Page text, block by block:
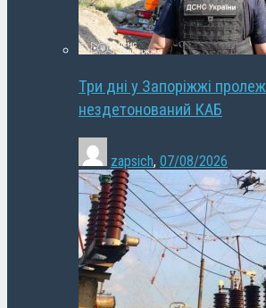
Три дні у Запоріжжі
нездетонований КАБ
zapsich, 07/08/2026